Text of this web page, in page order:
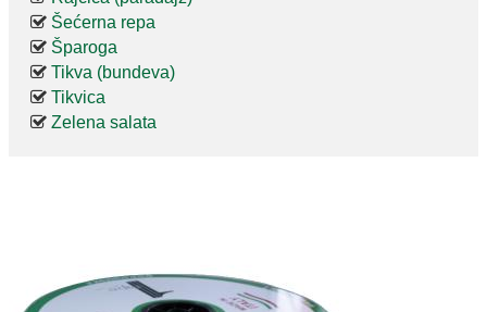
Šećerna repa
Šparoga
Tikva (bundeva)
Tikvica
Zelena salata